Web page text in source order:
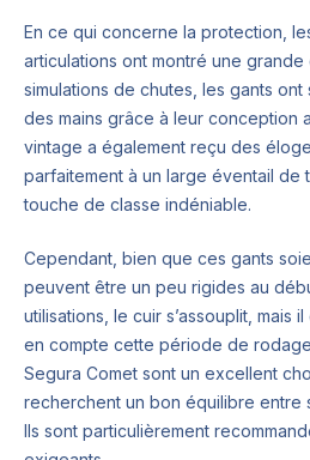
En ce qui concerne la protection,
articulations ont montré une
simulations de chutes, les gants ont
des mains grâce à leur conception
vintage a également reçu des
parfaitement à un large éventail de
touche de classe indéniable.
Cependant, bien que ces gants
peuvent être un peu rigides au
utilisations, le cuir s’assouplit, mais
en compte cette période de
Segura Comet sont un excellent
recherchent un bon équilibre entre
Ils sont particulièrement